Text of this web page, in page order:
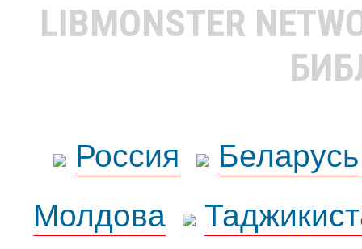
LIBMONSTER
Россия
Беларусь
Молдова